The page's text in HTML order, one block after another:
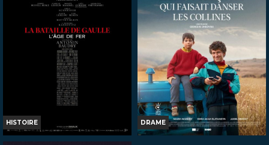
Bande-annonce
Réservation
TOUT PUBLIC
Bande-annonce
Réservation
INT -12ans avec AVERT.
VOST
HISTOIRE DRAME